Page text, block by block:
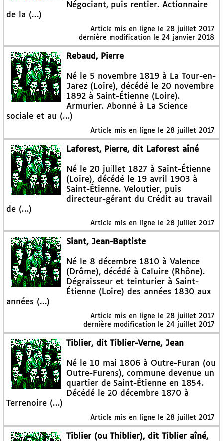
Négociant, puis rentier. Actionnaire
de la (…)
Article mis en ligne le 28 juillet 2017
dernière modification le 24 janvier 2018
Rebaud, Pierre
Né le 5 novembre 1819 à La Tour-en-
Jarez (Loire), décédé le 20 novembre
1892 à Saint-Étienne (Loire).
Armurier. Abonné à La Science
sociale et au (…)
Article mis en ligne le 28 juillet 2017
Laforest, Pierre, dit Laforest aîné
Né le 20 juillet 1827 à Saint-Étienne
(Loire), décédé le 19 avril 1903 à
Saint-Étienne. Veloutier, puis
directeur-gérant du Crédit au travail
de (…)
Article mis en ligne le 28 juillet 2017
Siant, Jean-Baptiste
Né le 8 décembre 1810 à Valence
(Drôme), décédé à Caluire (Rhône).
Dégraisseur et teinturier à Saint-
Étienne (Loire) des années 1830 aux
années (…)
Article mis en ligne le 28 juillet 2017
dernière modification le 24 juillet 2017
Tiblier, dit Tiblier-Verne, Jean
Né le 10 mai 1806 à Outre-Furan (ou
Outre-Furens), commune devenue un
quartier de Saint-Étienne en 1854.
Décédé le 20 décembre 1870 à
Terrenoire (…)
Article mis en ligne le 28 juillet 2017
Tiblier (ou Thiblier), dit Tiblier aîné,